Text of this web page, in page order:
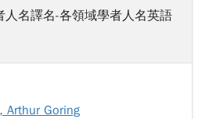
人名譯名-各領域學者人名英語
Arthur Goring